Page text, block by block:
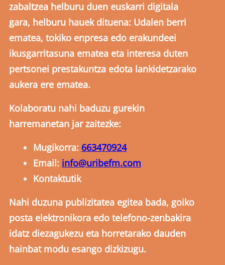
zabaltzea helburu duen euskarri digitala
gara, helburu hauek dituena: Udalen berri
ematea, tokiko enpresa edo erakundeei
ikusgarritasuna ematea eta interesa duten
pertsonei prestakuntza edota lankidetzarako
aukera ere ematea.
Kolaboratu nahi baduzu gurekin
harremanetan jar zaitezke:
Mugikorra: 663470924
Email: info@uribefm.com
Kontaktutik
Nahi duzuna publizitatea egitea bada, goiko
posta elektronikora edo telefono-zenbakira
idatz diezagukezu eta horretarako dauden
hainbat modu esango dizkizugu.